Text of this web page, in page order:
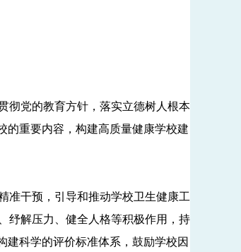
党的教育方针，落实立德树人根本
的重要内容，构建高质量健康学校建
干预，引导和推动学校卫生健康工
纾解压力、健全人格等积极作用，持
建科学的评价标准体系，鼓励学校因